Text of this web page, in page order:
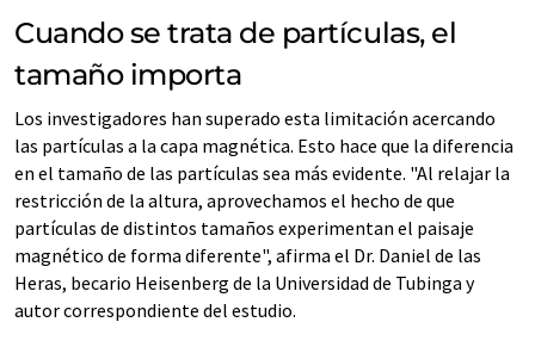
Cuando se trata de partículas, el
tamaño importa
Los investigadores han superado esta limitación acercando
las partículas a la capa magnética. Esto hace que la diferencia
en el tamaño de las partículas sea más evidente. "Al relajar la
restricción de la altura, aprovechamos el hecho de que
partículas de distintos tamaños experimentan el paisaje
magnético de forma diferente", afirma el Dr. Daniel de las
Heras, becario Heisenberg de la Universidad de Tubinga y
autor correspondiente del estudio.